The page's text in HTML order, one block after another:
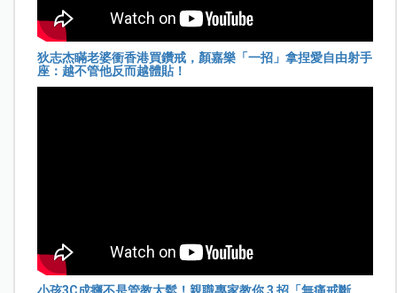
狄志杰瞞老婆衝香港買鑽戒，顏嘉樂「一招」拿捏愛自由射手
座：越不管他反而越體貼！